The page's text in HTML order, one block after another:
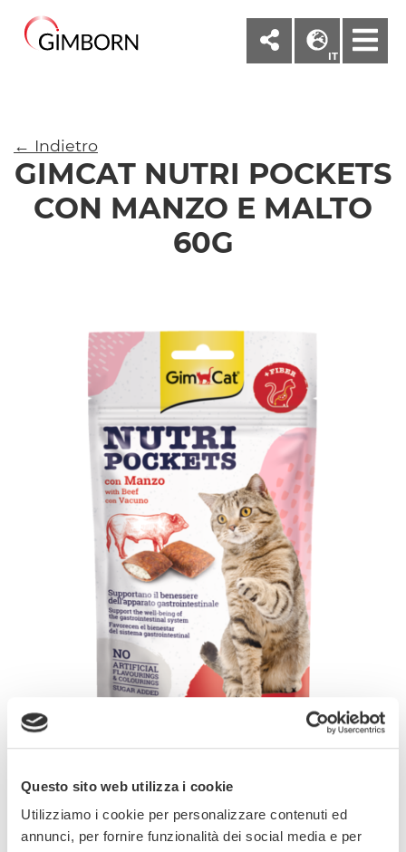
Questo sito web utilizza i cookie
Utilizziamo i cookie per personalizzare contenuti ed
annunci, per fornire funzionalità dei social media e per
IT
← Indietro
GIMCAT NUTRI POCKETS
CON MANZO E MALTO
60G
croccanti con un delizioso ripieno cremoso,
disponibili in diverse varianti super appetitose.
Una vera prelibatezza per il tuo amico a 4